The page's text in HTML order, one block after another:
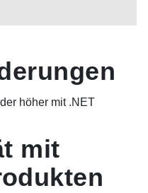
höher mit .NET
mit